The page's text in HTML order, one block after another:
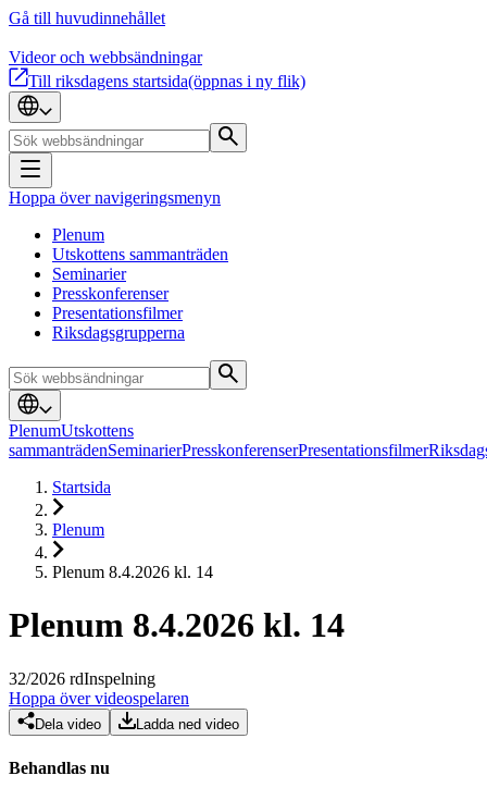
Gå till huvudinnehållet
Videor och webbsändningar
Till riksdagens startsida(öppnas i ny flik)
Hoppa över navigeringsmenyn
Plenum
Utskottens sammanträden
Seminarier
Presskonferenser
Presentationsfilmer
Riksdagsgrupperna
PlenumUtskottens
sammanträdenSeminarierPresskonferenserPresentationsfilmer
Startsida
Plenum
Plenum 8.4.2026 kl. 14
Plenum 8.4.2026 kl. 14
32/2026 rdInspelning
Hoppa över videospelaren
Dela video Ladda ned video
Behandlas nu